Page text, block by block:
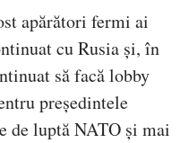
apărători fermi ai
cu Rusia și, în
să facă lobby
președintele
de luptă NATO și mai